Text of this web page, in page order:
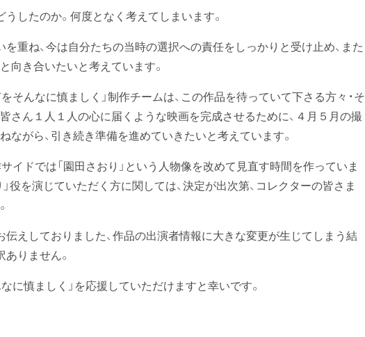
したのか。何度となく考えてしまいます。
重ね、今は自分たちの当時の選択への責任をしっかりと受け止め、また
向き合いたいと考えています。
そんなに慎ましく」制作チームは、この作品を待っていて下さる方々・そ
さん１人１人の心に届くような映画を完成させるために、４月５月の撮
ながら、引き続き準備を進めていきたいと考えています。
イドでは「園田さおり」という人物像を改めて見直す時間を作っていま
役を演じていただく方に関しては、決定が出次第、コレクターの皆さま
伝えしておりました、作品の出演者情報に大きな変更が生じてしまう結
りません。
に慎ましく」を応援していただけますと幸いです。